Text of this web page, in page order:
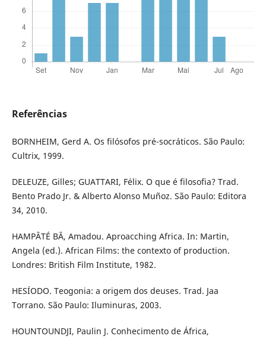
Referências
BORNHEIM, Gerd A. Os filósofos pré-socráticos. São Paulo:
Cultrix, 1999.
DELEUZE, Gilles; GUATTARI, Félix. O que é filosofia? Trad.
Bento Prado Jr. & Alberto Alonso Muñoz. São Paulo: Editora
34, 2010.
HAMPÂTÉ BÂ, Amadou. Aproacching Africa. In: Martin,
Angela (ed.). African Films: the contexto of production.
Londres: British Film Institute, 1982.
HESÍODO. Teogonia: a origem dos deuses. Trad. Jaa
Torrano. São Paulo: Iluminuras, 2003.
HOUNTOUNDJI, Paulin J. Conhecimento de África,